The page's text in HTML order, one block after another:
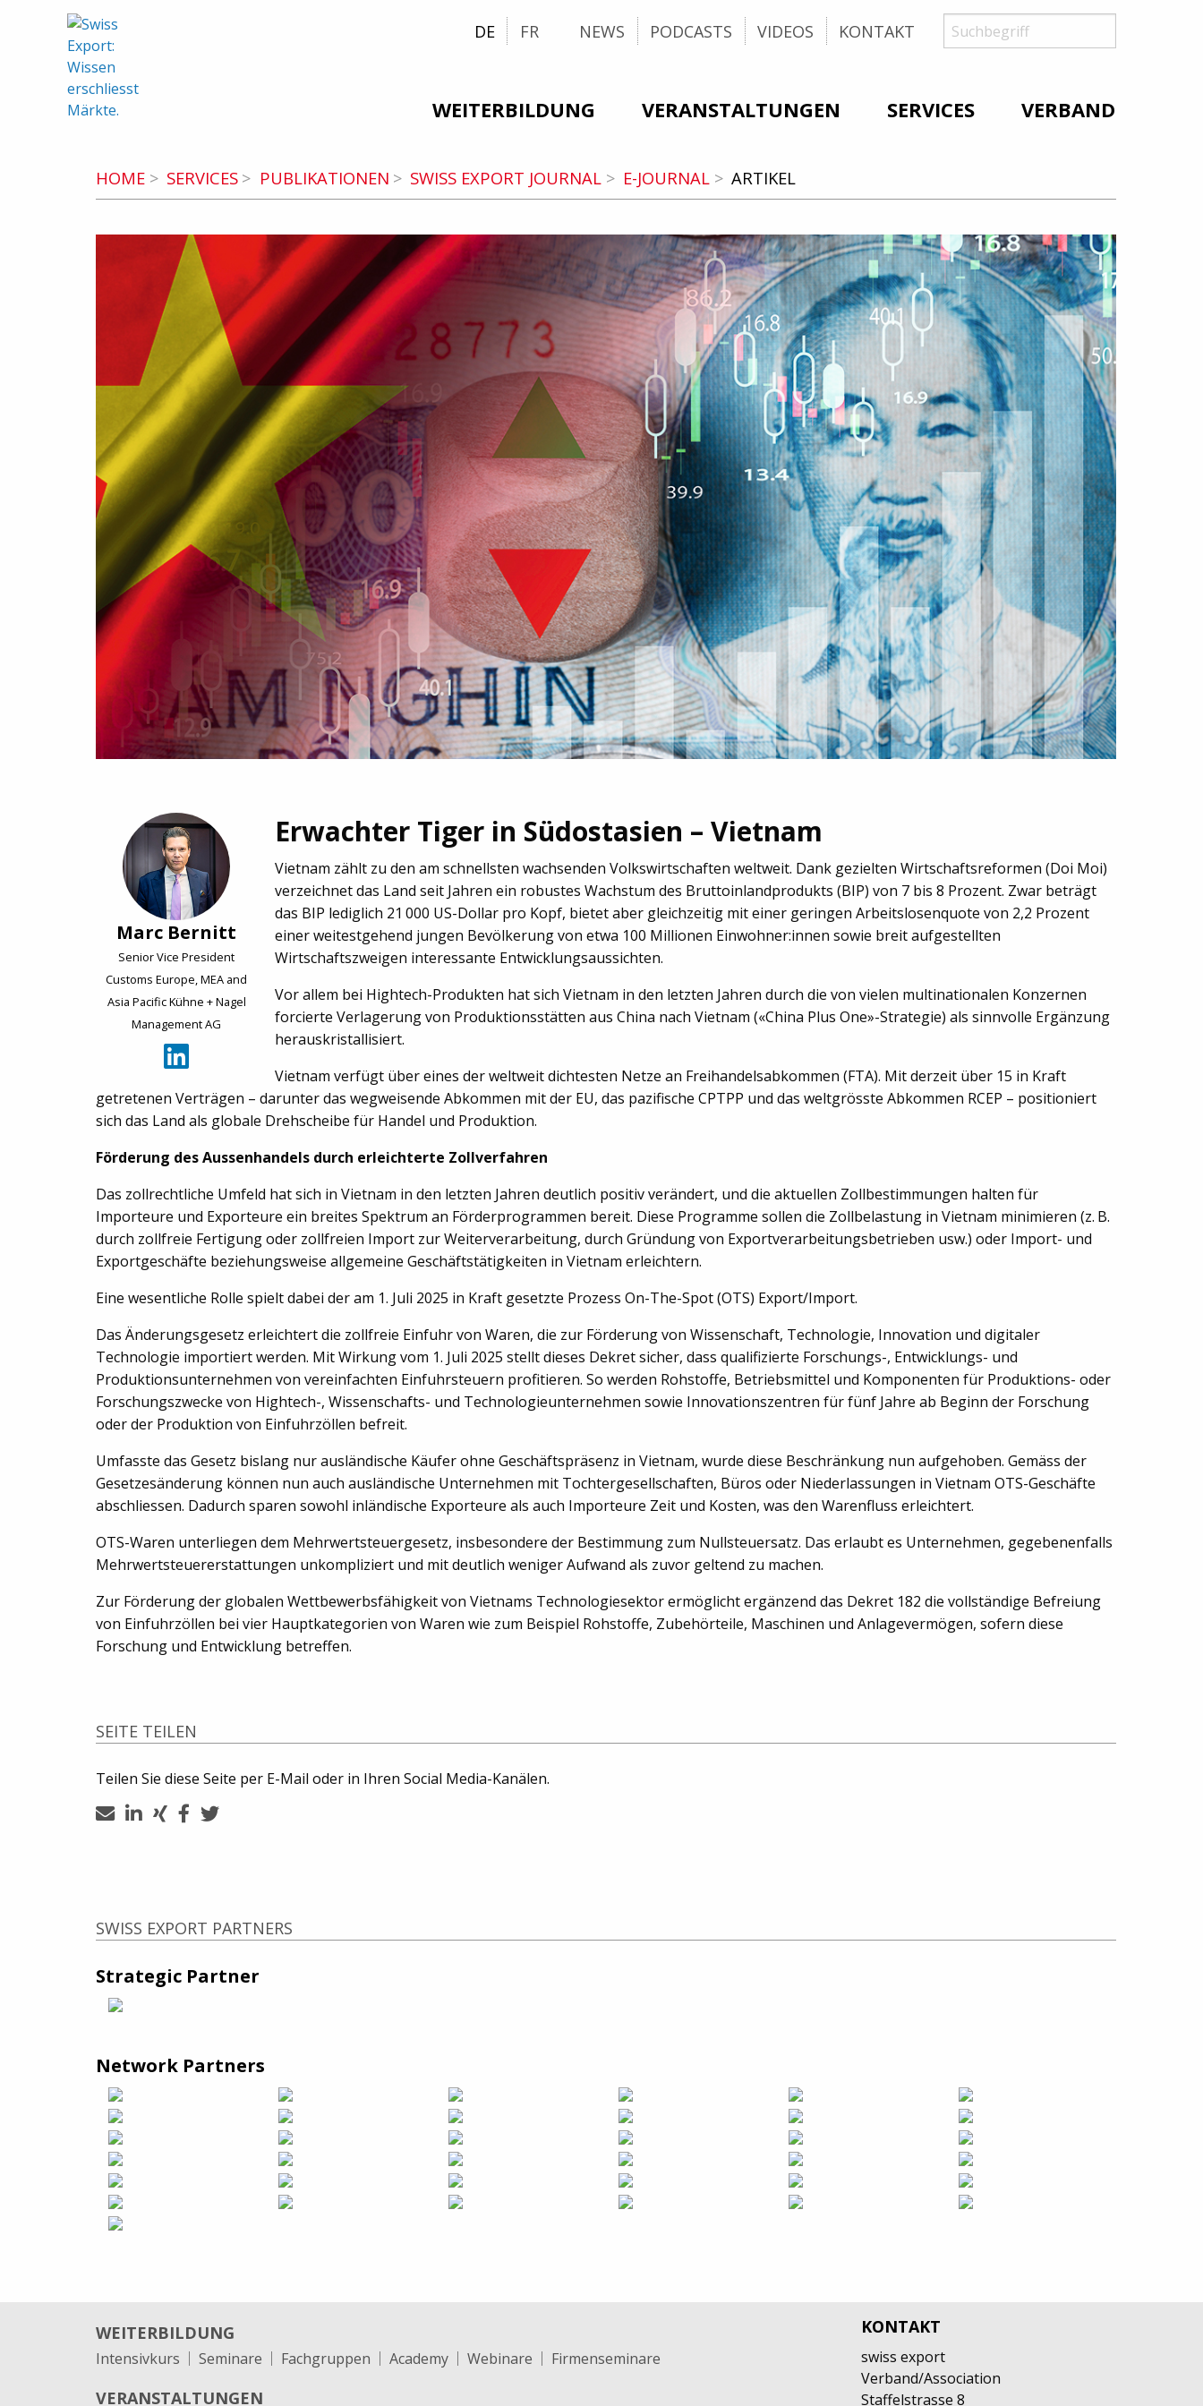
DE FR NEWS PODCASTS VIDEOS KONTAKT Suche
Suchbegriff
WEITERBILDUNG VERANSTALTUNGEN SERVICES VERBAND
HOME SERVICES PUBLIKATIONEN SWISS EXPORT JOURNAL E-JOURNAL ARTIKEL
Marc Bernitt
Senior Vice President
Customs Europe, MEA and
Asia Pacific Kühne + Nagel
Management AG
Erwachter Tiger in Südostasien – Vietnam
Vietnam zählt zu den am schnellsten wachsenden Volkswirtschaften weltweit. Dank gezielten Wirtschaftsreformen (Doi Moi)
verzeichnet das Land seit Jahren ein robustes Wachstum des Bruttoinlandprodukts (BIP) von 7 bis 8 Prozent. Zwar beträgt
das BIP lediglich 21 000 US-Dollar pro Kopf, bietet aber gleichzeitig mit einer geringen Arbeitslosenquote von 2,2 Prozent
einer weitestgehend jungen Bevölkerung von etwa 100 Millionen Einwohner:innen sowie breit aufgestellten
Wirtschaftszweigen interessante Entwicklungsaussichten.
Vor allem bei Hightech-Produkten hat sich Vietnam in den letzten Jahren durch die von vielen multinationalen Konzernen
forcierte Verlagerung von Produktionsstätten aus China nach Vietnam («China Plus One»-Strategie) als sinnvolle Ergänzung
herauskristallisiert.
Vietnam verfügt über eines der weltweit dichtesten Netze an Freihandelsabkommen (FTA). Mit derzeit über 15 in Kraft
getretenen Verträgen – darunter das wegweisende Abkommen mit der EU, das pazifische CPTPP und das weltgrösste Abkommen RCEP – ­positioniert
sich das Land als globale Drehscheibe für Handel und Produktion.
Förderung des Aussenhandels durch erleichterte Zollverfahren
Das zollrechtliche Umfeld hat sich in Vietnam in den letzten Jahren deutlich positiv verändert, und die aktuellen Zollbestimmungen halten für
Importeure und Exporteure ein breites Spektrum an Förderprogrammen bereit. Diese Programme sollen die Zollbelastung in Vietnam minimieren (z. B.
durch zollfreie Fertigung oder zollfreien Import zur Weiterverarbeitung, durch Gründung von Exportverarbeitungsbetrieben usw.) oder Import- und
Exportgeschäfte beziehungsweise allgemeine Geschäftstätigkeiten in Vietnam erleichtern.
Eine wesentliche Rolle spielt dabei der am 1. Juli 2025 in Kraft gesetzte Prozess On-The-Spot (OTS) Export/Import.
Das Änderungsgesetz erleichtert die zollfreie Einfuhr von Waren, die zur Förderung von Wissenschaft, Technologie, Innovation und digitaler
Technologie importiert werden. Mit Wirkung vom 1. Juli 2025 stellt dieses Dekret sicher, dass qualifizierte Forschungs-, Entwicklungs- und
Produktionsunternehmen von vereinfachten Einfuhrsteuern profitieren. So werden Rohstoffe, Betriebsmittel und Komponenten für ­Produktions- oder
Forschungszwecke von Hightech-, Wissenschafts- und Technologieunternehmen sowie Innovationszentren für fünf Jahre ab Beginn der ­Forschung
oder der Produktion von Einfuhrzöllen befreit.
Umfasste das Gesetz bislang nur ausländische Käufer ohne Geschäftspräsenz in Vietnam, wurde diese Beschränkung nun aufgehoben. Gemäss der
Gesetzesänderung können nun auch ausländische Unternehmen mit Tochtergesellschaften, Büros oder Niederlassungen in Vietnam OTS-Geschäfte
abschliessen. Dadurch sparen sowohl inländische Exporteure als auch Importeure Zeit und Kosten, was den Warenfluss erleichtert.
OTS-Waren unterliegen dem Mehrwertsteuergesetz, insbesondere der Bestimmung zum Nullsteuersatz. Das erlaubt es Unternehmen, gegebenenfalls
Mehrwertsteuererstattungen unkompliziert und mit deutlich weniger Aufwand als zuvor geltend zu machen.
Zur Förderung der globalen Wettbewerbsfähigkeit von Vietnams Technologiesektor ermöglicht ergänzend das Dekret 182 die vollständige Befreiung
von Einfuhrzöllen bei vier Hauptkategorien von Waren wie zum Beispiel Rohstoffe, Zubehörteile, Maschinen und Anlagevermögen, sofern diese
Forschung und Entwicklung betreffen.
SEITE TEILEN
Teilen Sie diese Seite per E-Mail oder in Ihren Social Media-Kanälen.
SWISS EXPORT PARTNERS
Strategic Partner
Network Partners
WEITERBILDUNG
Intensivkurs Seminare Fachgruppen Academy Webinare Firmenseminare
VERANSTALTUNGEN
KONTAKT
swiss export
Verband/Association
Staffelstrasse 8